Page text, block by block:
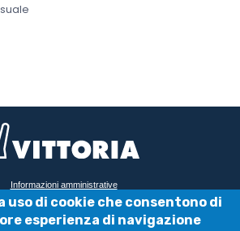
FOOTER
Informazioni amministrative
Privacy e cookie policy
uso di cookie che consentono di
esperienza di navigazione